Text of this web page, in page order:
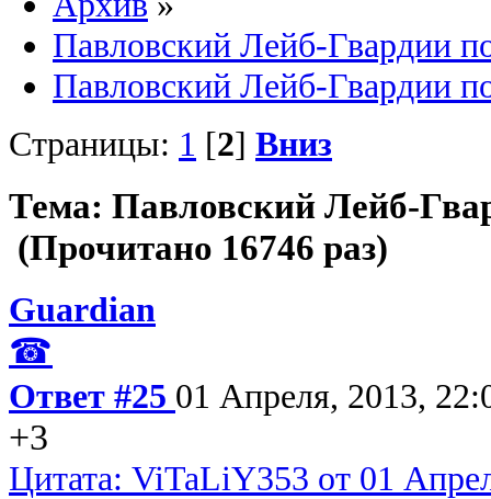
Павловский Лейб-Гвардии
Павловский Лейб-Гвардии
Страницы: 1 [2] Вниз
Тема: Павловский Лейб-
(Прочитано 16746 раз)
Guardian
☎
Ответ #25 01 Апреля, 2013,
+3
Цитата: ViTaLiY353 от 01